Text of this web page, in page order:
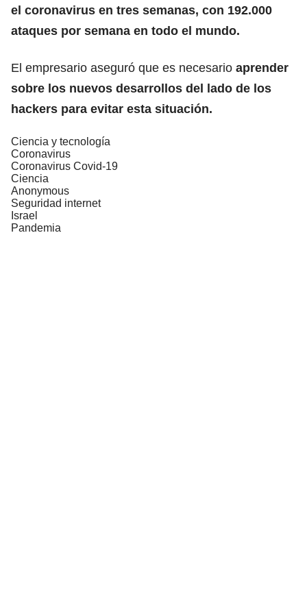
el coronavirus en tres semanas, con 192.000
ataques por semana en todo el mundo.
El empresario aseguró que es necesario aprender
sobre los nuevos desarrollos del lado de los
hackers para evitar esta situación.
Ciencia y tecnología
Coronavirus
Coronavirus Covid-19
Ciencia
Anonymous
Seguridad internet
Israel
Pandemia